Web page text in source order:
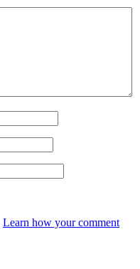
Learn how your comment